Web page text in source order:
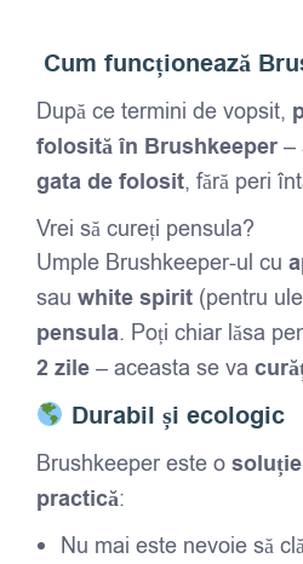
pensule
Cum funcționează
După ce termini de vopsit,
folosită în Brushkeeper –
gata de folosit, fără peri
Vrei să cureți pensula?
Umple Brushkeeper-ul cu
sau white spirit (pentru
pensula. Poți chiar lăsa
2 zile – aceasta se va
Durabil și ecologic
Brushkeeper este o
practică:
Nu mai este nevoie să